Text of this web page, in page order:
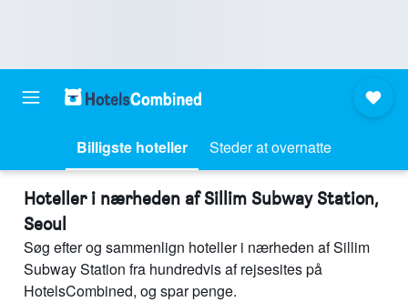
Billigste hoteller Steder at overnatte
Hoteller i nærheden af Sillim Subway Station,
Seoul
Søg efter og sammenlign hoteller i nærheden af Sillim
Subway Station fra hundredvis af rejsesites på
HotelsCombined, og spar penge.